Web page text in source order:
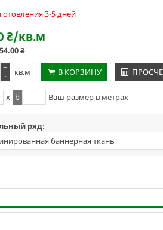
3-5 дней
₴/кв.м
₴
+
-
кв.м В КОРЗИНУ
x b Ваш размер в метрах
ряд:
баннерная ткань